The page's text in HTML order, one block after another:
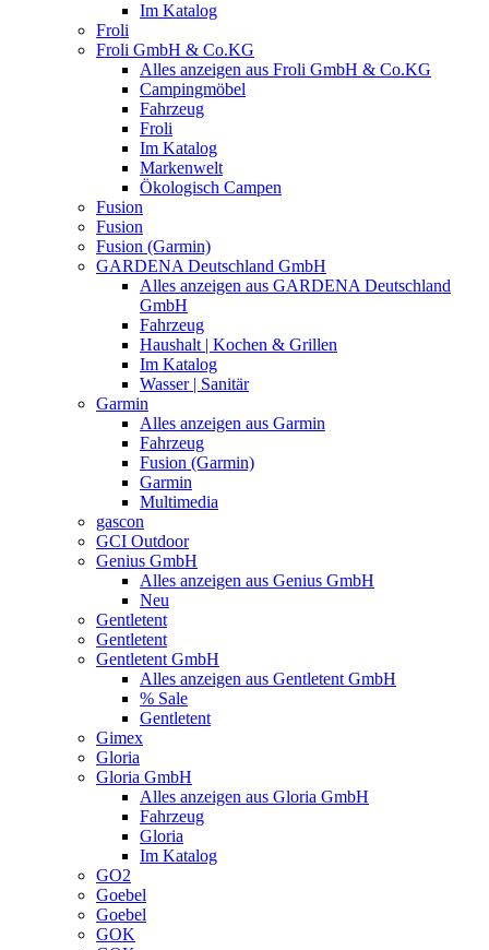
Im Katalog
Froli
Froli GmbH & Co.KG
Alles anzeigen aus Froli GmbH & Co.KG
Campingmöbel
Fahrzeug
Froli
Im Katalog
Markenwelt
Ökologisch Campen
Fusion
Fusion
Fusion (Garmin)
GARDENA Deutschland GmbH
Alles anzeigen aus GARDENA Deutschland
GmbH
Fahrzeug
Haushalt | Kochen & Grillen
Im Katalog
Wasser | Sanitär
Garmin
Alles anzeigen aus Garmin
Fahrzeug
Fusion (Garmin)
Garmin
Multimedia
gascon
GCI Outdoor
Genius GmbH
Alles anzeigen aus Genius GmbH
Neu
Gentletent
Gentletent
Gentletent GmbH
Alles anzeigen aus Gentletent GmbH
% Sale
Gentletent
Gimex
Gloria
Gloria GmbH
Alles anzeigen aus Gloria GmbH
Fahrzeug
Gloria
Im Katalog
GO2
Goebel
Goebel
GOK